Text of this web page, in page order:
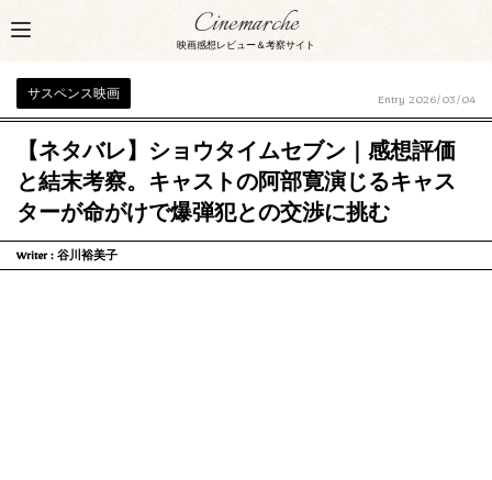
Cinemarche
映画感想レビュー＆考察サイト
サスペンス映画
Entry 2026/03/04
【ネタバレ】ショウタイムセブン｜感想評価
と結末考察。キャストの阿部寛演じるキャス
ターが命がけで爆弾犯との交渉に挑む
Writer : 谷川裕美子